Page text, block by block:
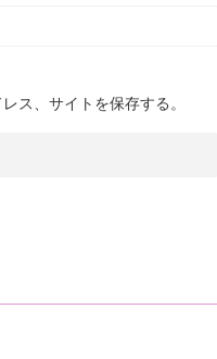
ス、サイトを保存する。